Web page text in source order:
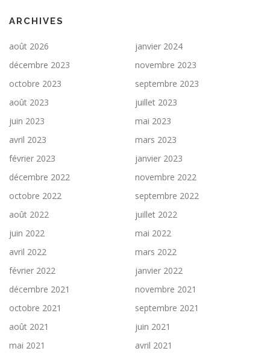
ARCHIVES
août 2026
janvier 2024
décembre 2023
novembre 2023
octobre 2023
septembre 2023
août 2023
juillet 2023
juin 2023
mai 2023
avril 2023
mars 2023
février 2023
janvier 2023
décembre 2022
novembre 2022
octobre 2022
septembre 2022
août 2022
juillet 2022
juin 2022
mai 2022
avril 2022
mars 2022
février 2022
janvier 2022
décembre 2021
novembre 2021
octobre 2021
septembre 2021
août 2021
juin 2021
mai 2021
avril 2021